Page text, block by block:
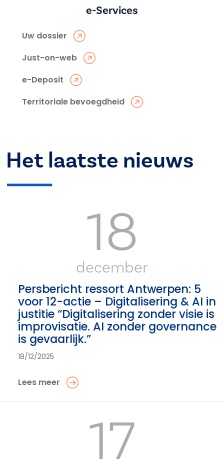
e-Services
Uw dossier
Just-on-web
e-Deposit
Territoriale bevoegdheid
Het laatste nieuws
18
december
Persbericht ressort Antwerpen: 5
voor 12-actie – Digitalisering & AI in
justitie “Digitalisering zonder visie is
improvisatie. AI zonder governance
is gevaarlijk.”
18/12/2025
Lees meer
17